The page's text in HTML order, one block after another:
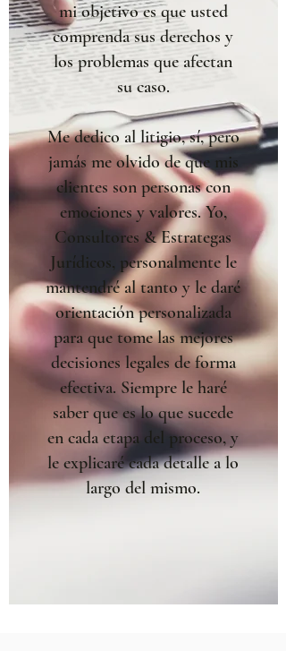
mi objetivo es que usted
comprenda sus derechos y
los problemas que afectan
su caso.
Me dedico al litigio, sí, pero
jamás me olvido de que mis
clientes son personas con
emociones y valores. Yo,
Consultores & Estrategas
Jurídicos, personalmente le
mantendré al tanto y le daré
orientación personalizada
para que tome las mejores
decisiones legales de forma
efectiva. Siempre le haré
saber que es lo que sucede
en cada etapa del proceso, y
le explicaré cada detalle a lo
largo del mismo.